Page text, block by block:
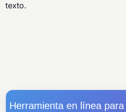
texto.
Herramienta en línea